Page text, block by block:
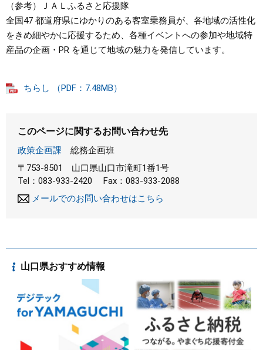
（参考）ＪＡＬふるさと応援隊
全国47 都道府県にゆかりのある客室乗務員が、各地域の活性化
をきめ細やかに応援するため、各種イベントへの参加や地域特
産品の企画・PR を通じて地域の魅力を発信しています。
ちらし （PDF：7.48MB）
このページに関するお問い合わせ先
政策企画課
総務企画班
〒753-8501
山口県山口市滝町1番1号
Tel：083-933-2420
Fax：083-933-2088
メールでのお問い合わせはこちら
山口県おすすめ情報